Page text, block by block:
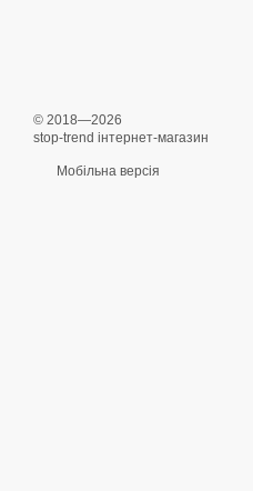
© 2018—2026
stop-trend інтернет-магазин
Мобільна версія